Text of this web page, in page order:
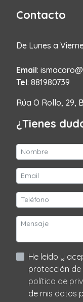
Contacto
De Lunes a
Email:
Tel: 881980739
Rúa O Rollo, 29,
¿Tienes
He leído y acepto la información
política de
de mis datos